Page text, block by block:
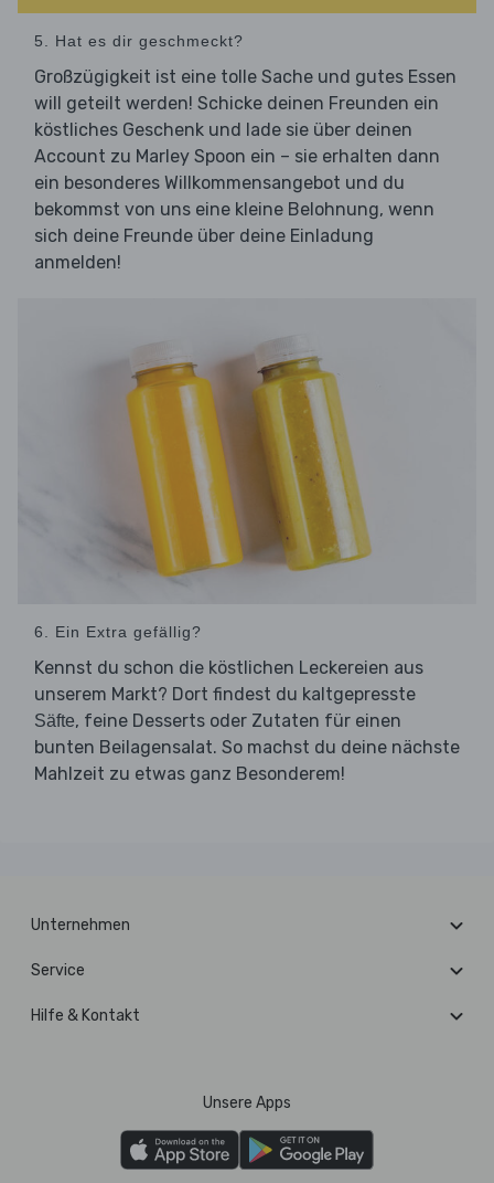
5. Hat es dir geschmeckt?
Großzügigkeit ist eine tolle Sache und gutes Essen
will geteilt werden! Schicke deinen Freunden ein
köstliches Geschenk und lade sie über deinen
Account zu Marley Spoon ein – sie erhalten dann
ein besonderes Willkommensangebot und du
bekommst von uns eine kleine Belohnung, wenn
sich deine Freunde über deine Einladung
anmelden!
6. Ein Extra gefällig?
Kennst du schon die köstlichen Leckereien aus
unserem Markt? Dort findest du kaltgepresste
Säfte, feine Desserts oder Zutaten für einen
bunten Beilagensalat. So machst du deine nächste
Mahlzeit zu etwas ganz Besonderem!
Unternehmen
Service
Hilfe & Kontakt
Unsere Apps